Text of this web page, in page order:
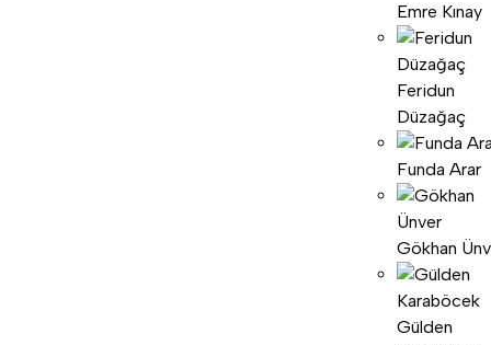
Emre Kınay
Feridun
Düzağaç
Funda Arar
Gökhan
Gülden